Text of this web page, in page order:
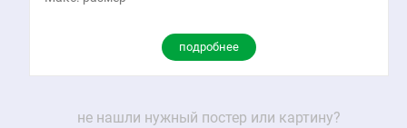
подробнее
не нашли нужный постер или картину?